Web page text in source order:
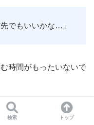
でもいいかな…」
時間がもったいないで
検索 トップ